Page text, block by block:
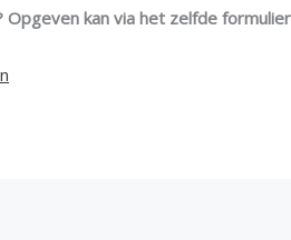
Opgeven kan via het zelfde